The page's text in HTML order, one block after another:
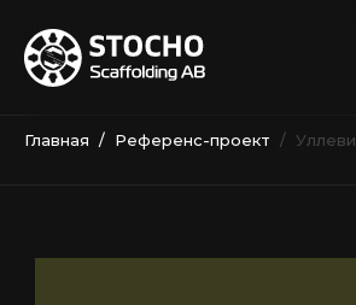
Главная
  /
Референс-проект
  /  Уллеви